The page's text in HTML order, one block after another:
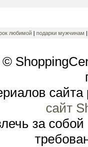
любимой | подарки мужчинам
сайт
за